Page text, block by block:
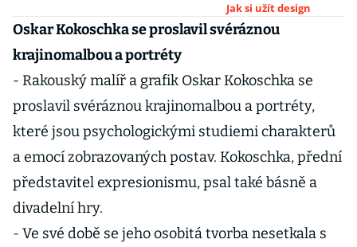
bohaté, ale
není to pravda,
Kastner
Jak si užít design
Oskar Kokoschka se proslavil svéráznou
krajinomalbou a portréty
- Rakouský malíř a grafik Oskar Kokoschka se
proslavil svéráznou krajinomalbou a portréty,
které jsou psychologickými studiemi charakterů
a emocí zobrazovaných postav. Kokoschka, přední
představitel expresionismu, psal také básně a
divadelní hry.
- Ve své době se jeho osobitá tvorba nesetkala s